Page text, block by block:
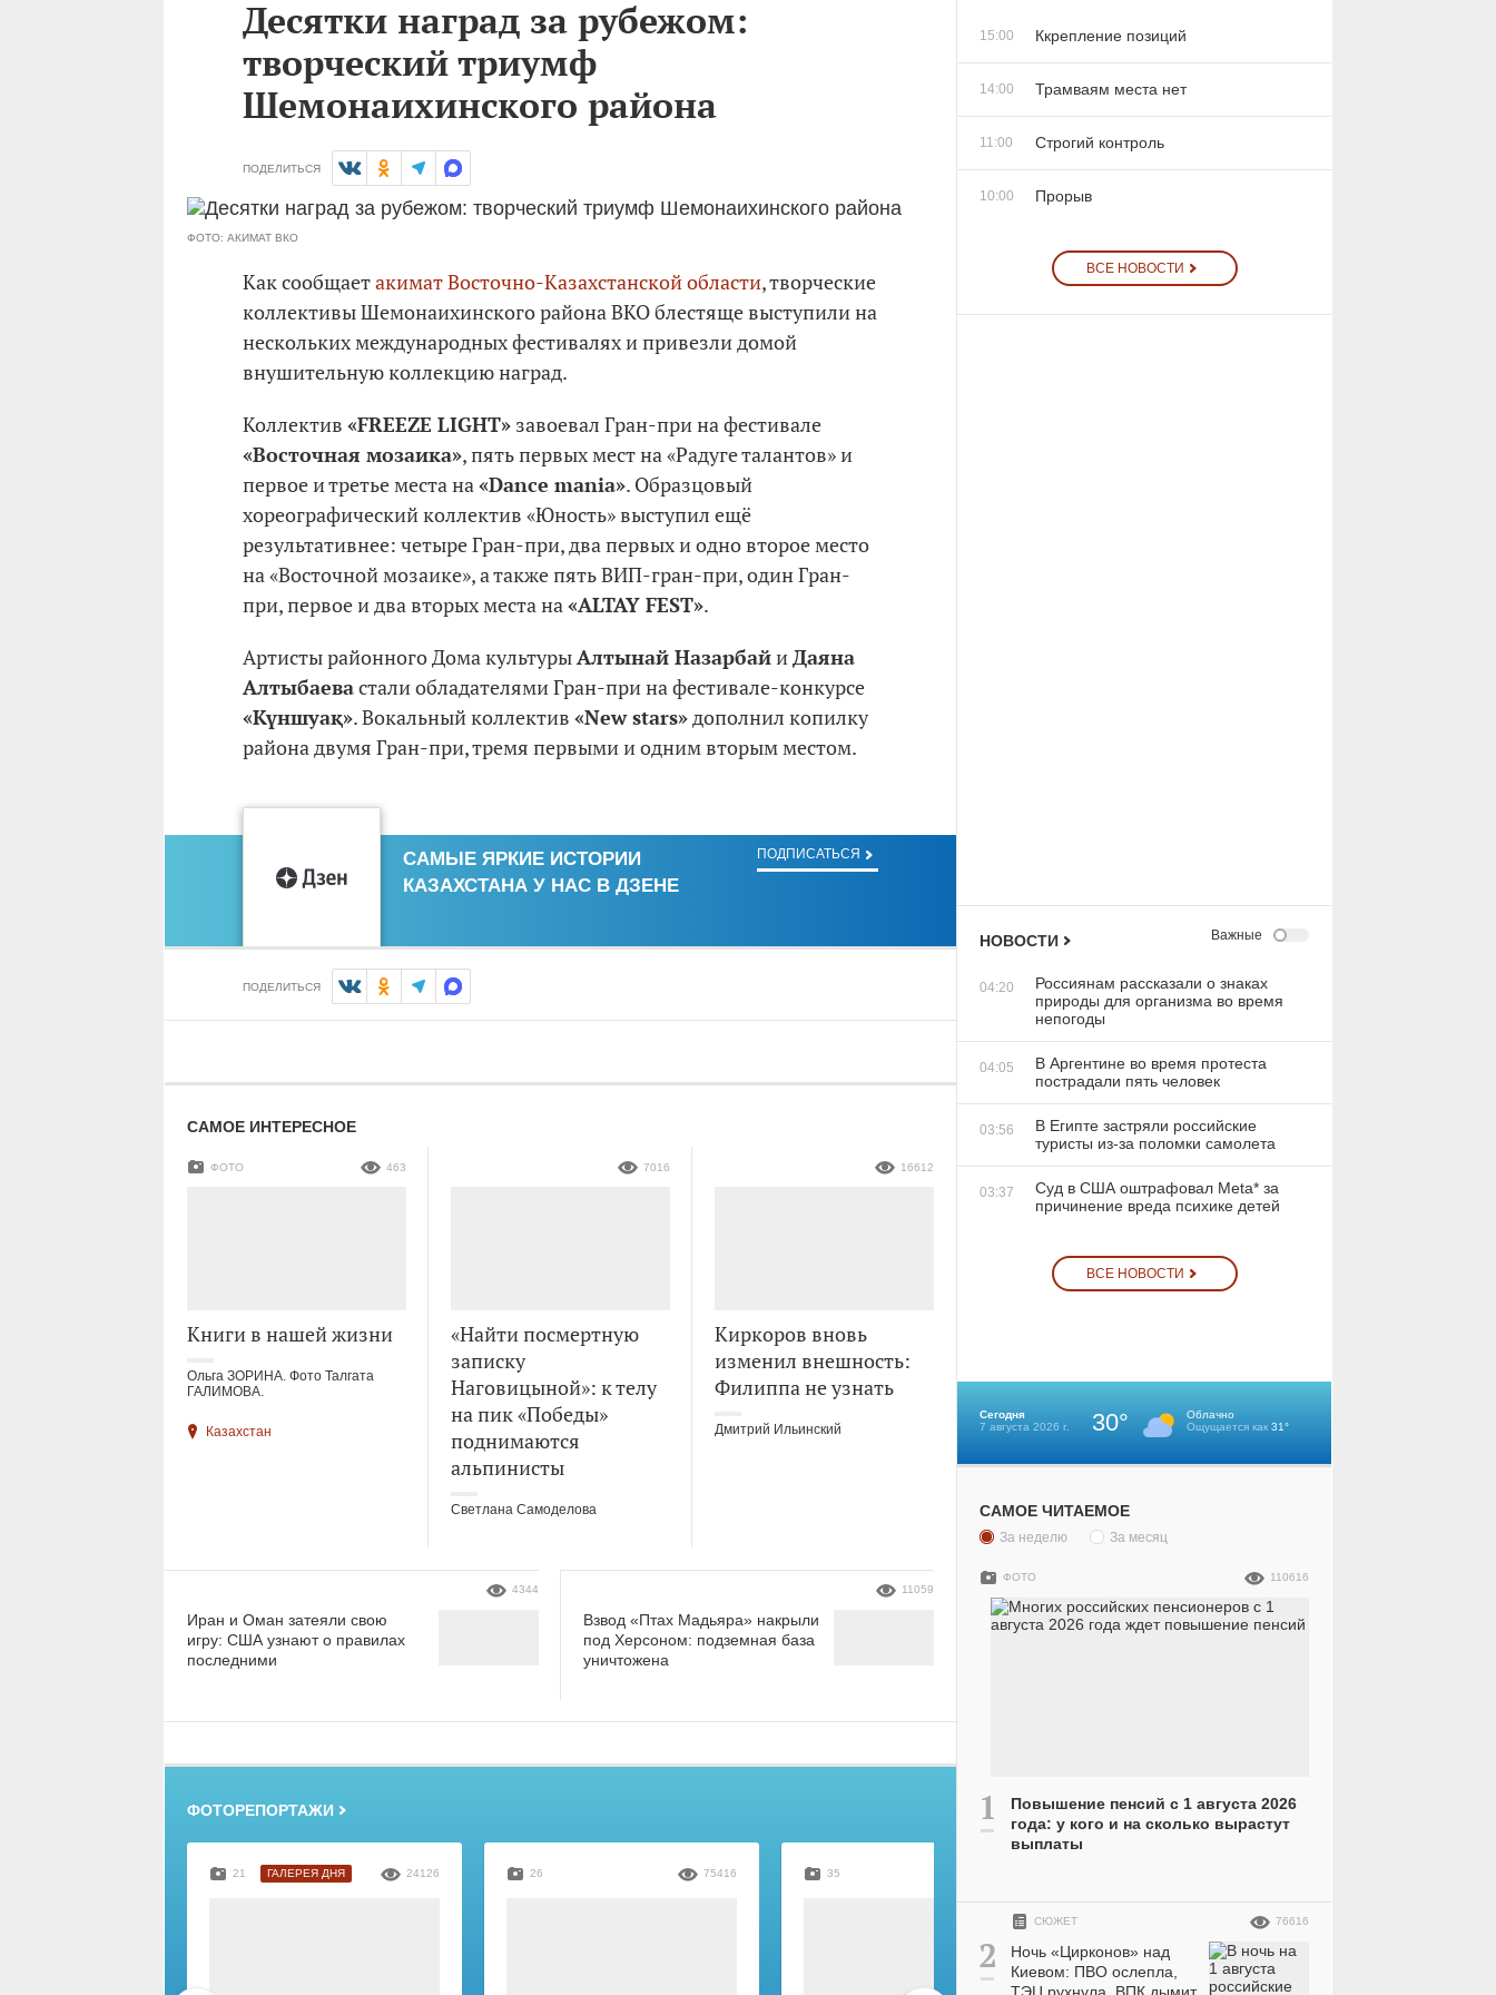
Десятки наград за рубежом:
творческий триумф
Шемонаихинского района
ПОДЕЛИТЬСЯ
ФОТО: АКИМАТ ВКО
Как сообщаетакимат Восточно-Казахстанской области, творческие
коллективы Шемонаихинского района ВКО блестяще выступили на
нескольких международных фестивалях и привезли домой
внушительную коллекцию наград.
Коллектив «FREEZE LIGHT» завоевал Гран-при на фестивале
«Восточная мозаика», пять первых мест на «Радуге талантов» и
первое и третье места на«Dance mania». Образцовый
хореографический коллектив «Юность» выступил ещё
результативнее: четыре Гран-при, два первых и одно второе место
на «Восточной мозаике», а также пять ВИП-гран-при, один Гран-
при, первое и два вторых места на«ALTAY FEST».
Артисты районного Дома культурыАлтынай НазарбайиДаяна
Алтыбаевастали обладателями Гран-при на фестивале-конкурсе
«Күншуақ». Вокальный коллектив «New stars»дополнил копилку
района двумя Гран-при, тремя первыми и одним вторым местом.
САМЫЕ ЯРКИЕ ИСТОРИИ
КАЗАХСТАНА У НАС В ДЗЕНЕ
ПОДПИСАТЬСЯ
ПОДЕЛИТЬСЯ
САМОЕ ИНТЕРЕСНОЕ
Книги в нашей жизни
ФОТО 463
Ольга ЗОРИНА. Фото Талгата
ГАЛИМОВА.
Казахстан
«Найти посмертную
записку
Наговицыной»: к телу
на пик «Победы»
поднимаются
альпинисты
7016
Светлана Самоделова
Киркоров вновь
изменил внешность:
Филиппа не узнать
16612
Дмитрий Ильинский
Иран и Оман затеяли свою
игру: США узнают о правилах
последними
4344
Взвод «Птах Мадьяра» накрыли
под Херсоном: подземная база
уничтожена
11059
ФОТОРЕПОРТАЖИ
21 ГАЛЕРЕЯ ДНЯ 24126 26 75416 35
15:00 Ккрепление позиций
14:00 Трамваям места нет
11:00 Строгий контроль
10:00 Прорыв
ВСЕ НОВОСТИ
НОВОСТИ Важные
04:20
Россиянам рассказали о знаках
природы для организма во время
непогоды
04:05
В Аргентине во время протеста
пострадали пять человек
03:56
В Египте застряли российские
туристы из-за поломки самолета
03:37
Суд в США оштрафовал Meta* за
причинение вреда психике детей
ВСЕ НОВОСТИ
Сегодня
7 августа 2026 г.
30°
Облачно
Ощущается как 31°
САМОЕ ЧИТАЕМОЕ
За неделю За месяц
Повышение пенсий с 1 августа 2026
года: у кого и на сколько вырастут
выплаты
ФОТО 110616
Ночь «Цирконов» над
Киевом: ПВО ослепла,
ТЭЦ рухнула, ВПК дымит
СЮЖЕТ 76616